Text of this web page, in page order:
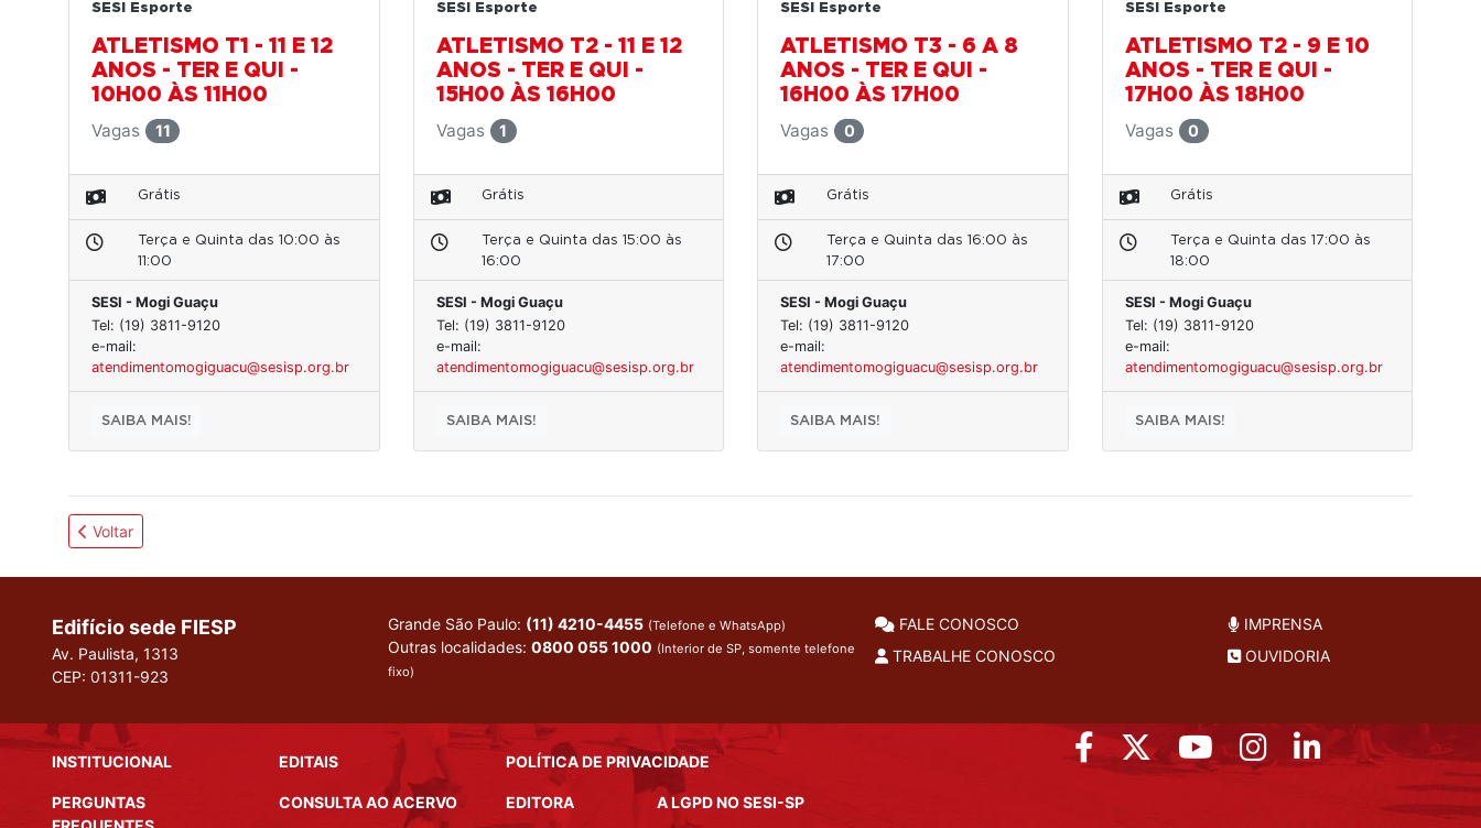
SESI Esporte
ATLETISMO T1 - 11 E 12
ANOS - TER E QUI -
10H00 ÀS 11H00
Vagas
11
Grátis
Terça e Quinta das 10:00 às
11:00
SESI - Mogi Guaçu
Tel: (19) 3811-9120
e-mail:
atendimentomogiguacu@sesisp.org.br
SAIBA MAIS!
SESI Esporte
ATLETISMO T2 - 11 E 12
ANOS - TER E QUI -
15H00 ÀS 16H00
Vagas
1
Grátis
Terça e Quinta das 15:00 às
16:00
SESI - Mogi Guaçu
Tel: (19) 3811-9120
e-mail:
atendimentomogiguacu@sesisp.org.br
SAIBA MAIS!
SESI Esporte
ATLETISMO T3 - 6 A 8
ANOS - TER E QUI -
16H00 ÀS 17H00
Vagas
0
Grátis
Terça e Quinta das 16:00 às
17:00
SESI - Mogi Guaçu
Tel: (19) 3811-9120
e-mail:
atendimentomogiguacu@sesisp.org.br
SAIBA MAIS!
SESI Esporte
ATLETISMO T2 - 9 E 10
ANOS - TER E QUI -
17H00 ÀS 18H00
Vagas
0
Grátis
Terça e Quinta das 17:00 às
18:00
SESI - Mogi Guaçu
Tel: (19) 3811-9120
e-mail:
atendimentomogiguacu@sesisp.org.br
SAIBA MAIS!
Voltar
Edifício sede FIESP
Av. Paulista, 1313
CEP: 01311-923
Grande São Paulo: (11) 4210-4455 (Telefone e WhatsApp)
Outras localidades: 0800 055 1000 (Interior de SP, somente telefone
fixo)
FALE CONOSCO
TRABALHE CONOSCO
IMPRENSA
OUVIDORIA
INSTITUCIONAL EDITAIS POLÍTICA DE PRIVACIDADE
PERGUNTAS
CONSULTA AO ACERVO EDITORA A LGPD NO SESI-SP